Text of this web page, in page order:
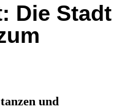
Die Stadt
und